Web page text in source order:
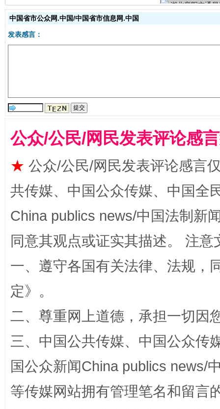
“刷贴”乱象丛生
生
解纷+调解+退费，一次搞定
中国省市公众网.中国/中国省市信息网.中国
发表感言：
公众/公民/网民发表评论感
★ 公众/公民/网民发表评论感言
共传媒、中国公众传媒、中国全
China publics news/中国法制新
同意其观点或证实其描述。 注
一、遵守各国有关法律、法规，
定》。
二、尊重网上道德，承担一切因
三、中国公共传媒、中国公众传
国公众新闻China publics news/
等传媒网站拥有管理笔名和留言